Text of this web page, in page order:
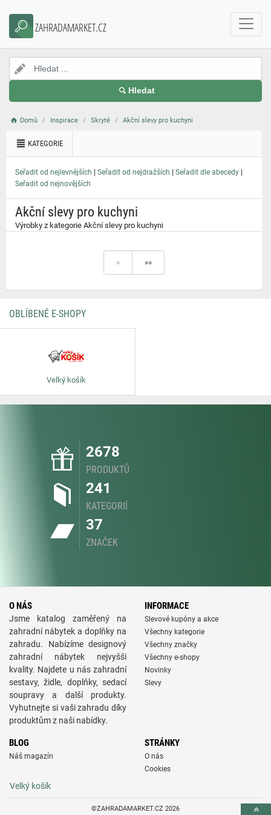
ZAHRADAMARKET.CZ
Hledat
Domů Inspirace Skryté Akční slevy pro kuchyni
KATEGORIE
Seřadit od nejlevnějších | Seřadit od nejdražších | Seřadit dle abecedy |
Seřadit od nejnovějších
Akční slevy pro kuchyni
Výrobky z kategorie Akční slevy pro kuchyni
» »»
OBLÍBENÉ E-SHOPY
Velký košík
2678
PRODUKTŮ
241
KATEGORIÍ
37
ZNAČEK
O NÁS
Jsme katalog zaměřený na
zahradní nábytek a doplňky na
zahradu. Nabízíme designový
zahradní nábytek nejvyšši
kvality. Najdete u nás zahradní
sestavy, židle, doplňky, sedací
soupravy a další produkty.
Vyhutnejte si vaši zahradu díky
produktům z naši nabídky.
INFORMACE
Slevové kupóny a akce
Všechny kategorie
Všechny značky
Všechny e-shopy
Novinky
Slevy
BLOG
Náš magazín
STRÁNKY
O nás
Cookies
Velký košík
©ZAHRADAMARKET.CZ 2026